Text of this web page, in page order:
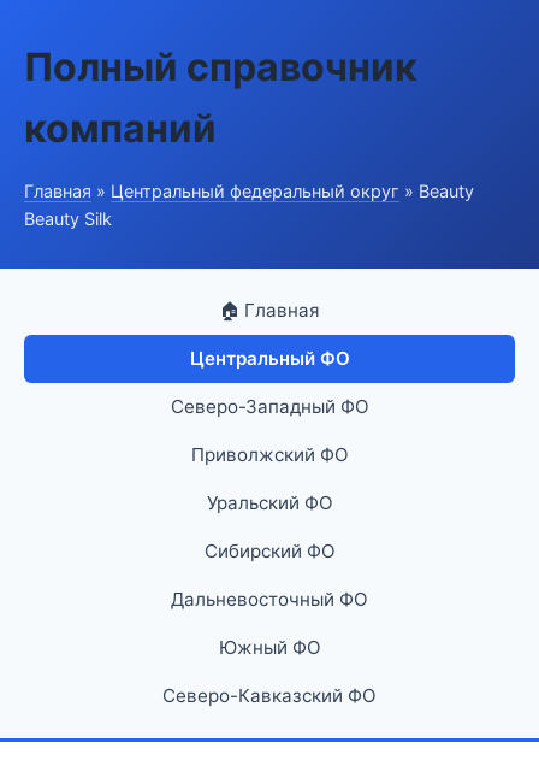
Полный справочник
компаний
Главная » Центральный федеральный округ » Beauty
Beauty Silk
🏠 Главная
Центральный ФО
Северо-Западный ФО
Приволжский ФО
Уральский ФО
Сибирский ФО
Дальневосточный ФО
Южный ФО
Северо-Кавказский ФО